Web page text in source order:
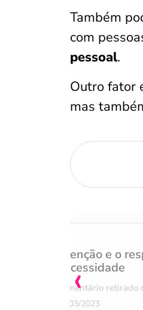
Também
com
pessoal.
Outro fator
mas
Atenção e o
necessidade
Comentário
07/03/2023
‹